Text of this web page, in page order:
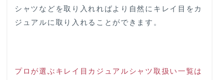
シャツなどを取り入れればより自然にキレイ目をカ
ジュアルに取り入れることができます。
プロが選ぶキレイ目カジュアルシャツ取扱い一覧は